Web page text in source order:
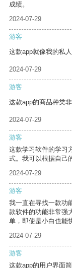
成绩。
2024-07-29
游客
这款app就像我的私
2024-07-29
游客
这款app的商品种类
2024-07-29
游客
这款学习软件的学习
式。我可以根据自己
2024-07-29
游客
我一直在寻找一款功
款软件的功能非常强
单，即使是小白也能
2024-07-29
游客
这款app的用户界面